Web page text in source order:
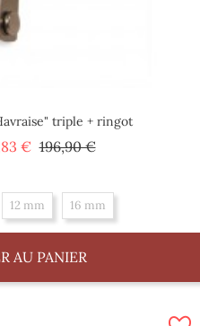
triple + ringot
€ Prix
196,90 €Prix
12 mm 16 mm
AU PANIER